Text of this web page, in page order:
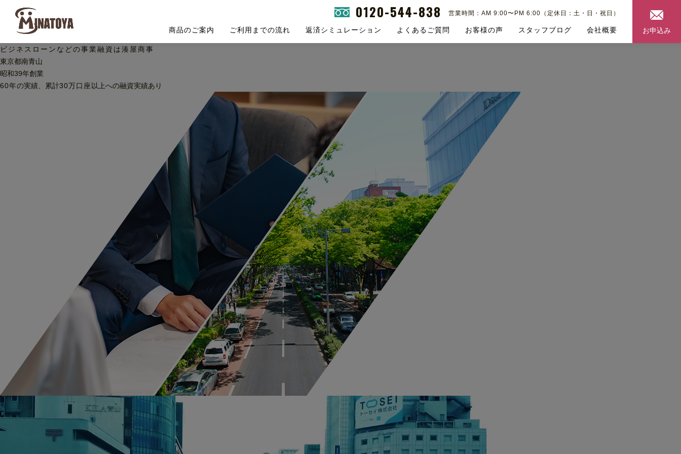
0120-544-838 営業時間：AM 9:00〜PM 6:00（定休日：土・日・祝日）
商品のご案内 ご利用までの流れ 返済シミュレーション よくあるご質問 お客様の声 スタッフブログ 会社概要 お申込み
ビジネスローンなどの事業融資は湊屋商事
東京都南青山
昭和39年創業
60年の実績、累計30万口座 以上への融資実績あり